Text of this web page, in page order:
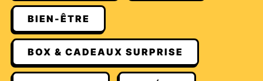
BIEN-ÊTRE
BOX & CADEAUX SURPRISE